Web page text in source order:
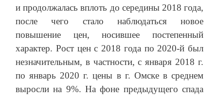
и продолжалась вплоть до середины 2018 года,
после чего стало наблюдаться новое
повышение цен, носившее постепенный
характер. Рост цен с 2018 года по 2020-й был
незначительным, в частности, с января 2018 г.
по январь 2020 г. цены в г. Омске в среднем
выросли на 9%. На фоне предыдущего спада